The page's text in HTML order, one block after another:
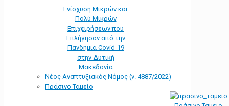
Ενίσχυση Μικρών και
Πολύ Μικρών
Επιχειρήσεων που
Επλήγησαν από την
Πανδημία Covid-19
στην Δυτική
Μακεδονία
Νέος Αναπτυξιακός Νόμος (ν. 4887/2022)
Πράσινο Ταμείο